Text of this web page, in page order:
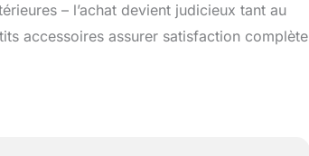
– l’achat devient judicieux tant au
accessoires assurer satisfaction complète